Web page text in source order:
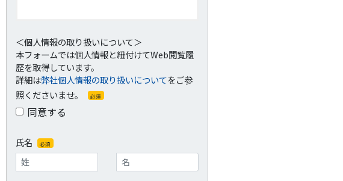
＜個人情報の取り扱いについて＞
本フォームでは個人情報と紐付けてWeb閲覧履
歴を取得しています。
詳細は弊社個人情報の取り扱いについてをご参
照くださいませ。
必須
同意する
氏名 必須